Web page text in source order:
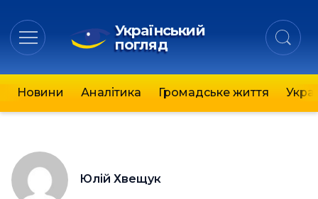
Український
погляд
Новини Аналітика Громадське життя
Юлій Хвещук